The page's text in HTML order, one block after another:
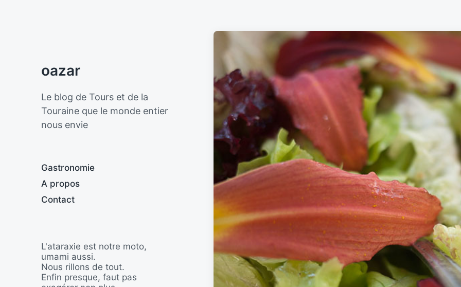
oazar
Le blog de Tours et de la
Touraine que le monde entier
nous envie
Gastronomie
A propos
Contact
L'ataraxie est notre moto,
umami aussi.
Nous rillons de tout.
Enfin presque, faut pas